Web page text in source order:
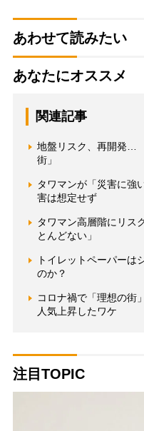
あわせて読みたい
あなたにオススメ
関連記事
地盤リスク、再開発…
街」
タワマンが「災害に
害は想定せず
タワマン高層階にリス
とんどない」
トイレットペーパーは
のか？
コロナ禍で「理想の
人気上昇したワケ
注目TOPIC